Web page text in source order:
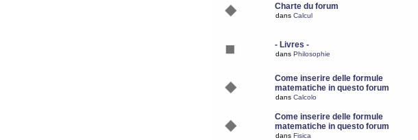
Charte du forum
dans Calcul
- Livres -
dans Philosophie
Come inserire delle formule
matematiche in questo forum
dans Calcolo
Come inserire delle formule
matematiche in questo forum
dans Fisica